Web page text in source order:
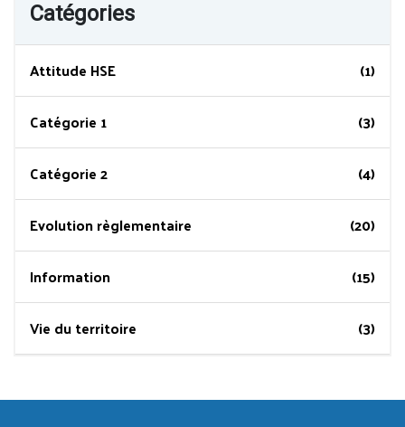
Catégories
Attitude HSE
(1)
Catégorie 1
(3)
Catégorie 2
(4)
Evolution règlementaire
(20)
Information
(15)
Vie du territoire
(3)